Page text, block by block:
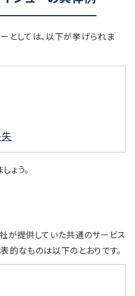
としては、以下が挙げられま
ょう。
が提供していた共通のサービス
的なものは以下のとおりです。